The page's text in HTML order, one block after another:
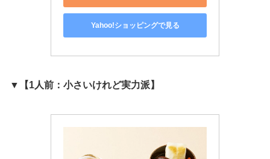
Yahoo!ショッピングで見る
▼【1人前：小さいけれど実力派】